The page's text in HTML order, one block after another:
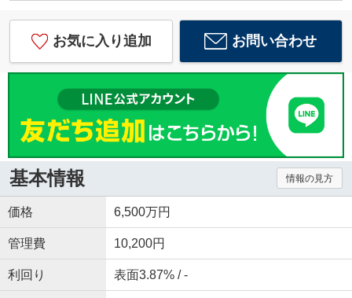
お気に入り追加 お問い合わせ
基本情報 情報の見方
価格 6,500万円
管理費 10,200円
利回り 表面3.87% / -